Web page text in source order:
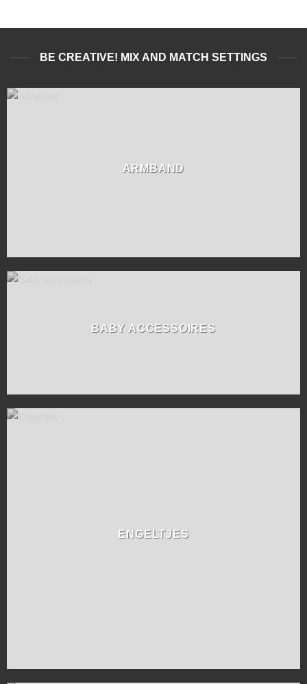
BE CREATIVE! MIX AND MATCH SETTINGS
ARMBAND
BABY ACCESSOIRES
ENGELTJES